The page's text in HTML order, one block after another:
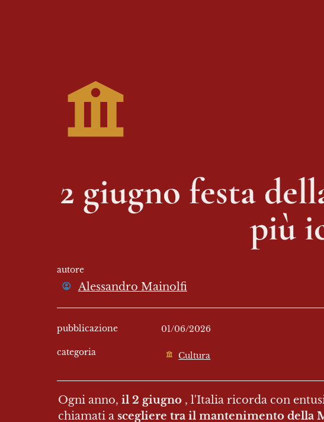
2 giugno festa
più
autore
Alessandro Mainolfi
pubblicazione 01/06/2026
categoria Cultura
Ogni anno, il 2 giugno , l'Italia ricorda con
chiamati a scegliere tra il mantenimento della